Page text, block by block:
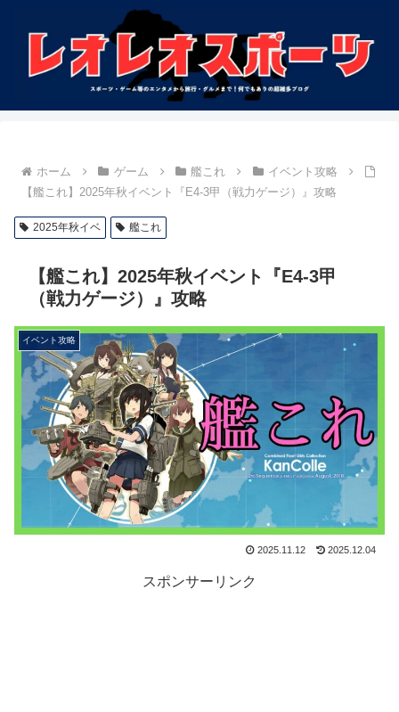
ホーム ゲーム 艦これ
イベント攻略
【艦これ】2025年秋イベント『E4-3甲（戦力ゲージ）』攻略
2025年秋イベ 艦これ
【艦これ】2025年秋イベント『E4-3甲
（戦力ゲージ）』攻略
イベント攻略
2025.11.12 2025.12.04
スポンサーリンク